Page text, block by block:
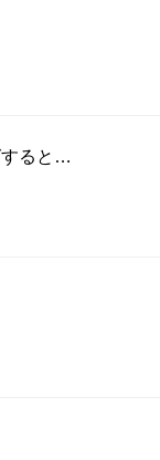
すると…